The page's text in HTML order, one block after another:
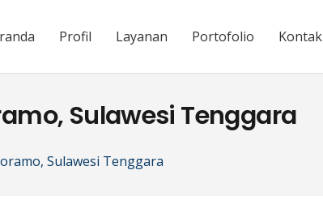
Profil Layanan Portofolio Kontak
Sulawesi Tenggara
Sulawesi Tenggara